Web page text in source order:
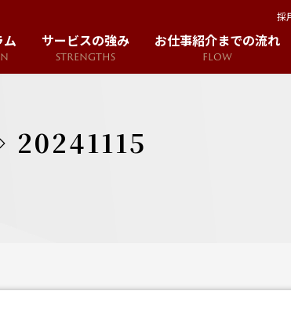
採
ム サービスの強み
STRENGTHS
お仕事紹介までの流れ
FLOW
20241115